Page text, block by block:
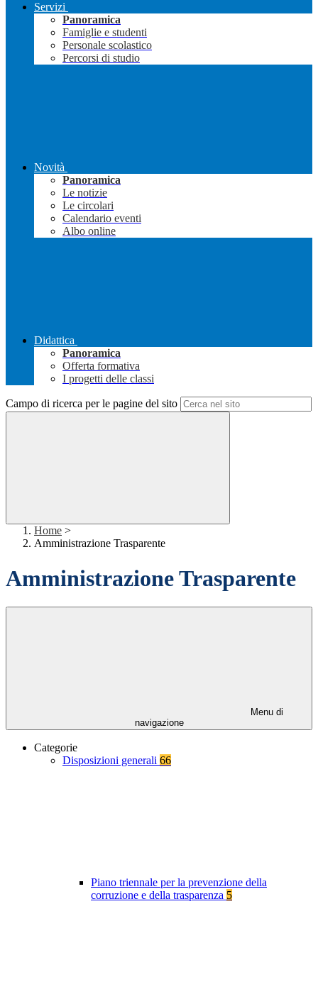
Servizi
Panoramica
Famiglie e studenti
Personale scolastico
Percorsi di studio
Novità
Panoramica
Le notizie
Le circolari
Calendario eventi
Albo online
Didattica
Panoramica
Offerta formativa
I progetti delle classi
Campo di ricerca per le pagine del sito
Home >
Amministrazione Trasparente
Amministrazione Trasparente
Menu di
navigazione
Categorie
Disposizioni generali 66
Piano triennale per la prevenzione della
corruzione e della trasparenza 5